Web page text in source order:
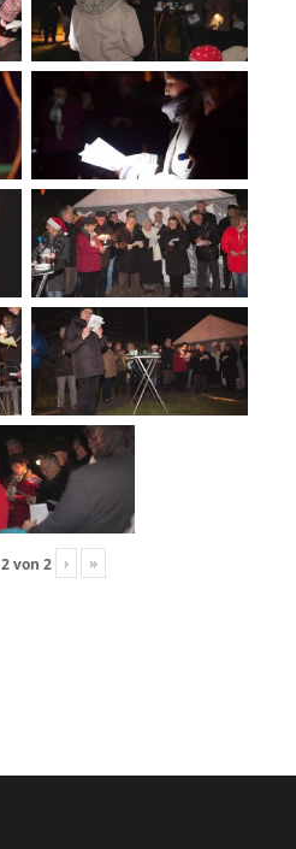
2von 2 › »